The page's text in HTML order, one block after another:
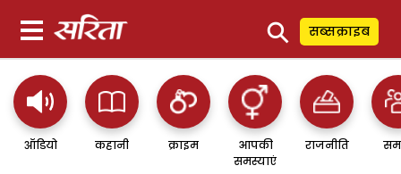
⚲ सब्सक्राइब
ऑडियो कहानी क्राइम
आपकी
समस्याएं
राजनीति